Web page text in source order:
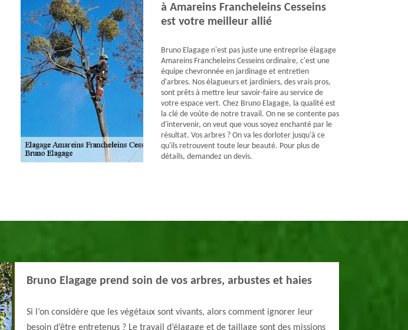
à Amareins Francheleins Cesseins
est votre meilleur allié
Bruno Elagage n'est pas juste une entreprise élagage
Amareins Francheleins Cesseins ordinaire, c'est une
équipe chevronnée en jardinage et entretien
d'arbres. Nos élagueurs et jardiniers, des vrais pros,
sont prêts à mettre leur savoir-faire au service de
votre espace vert. Chez Bruno Elagage, la qualité est
la clé de voûte de notre travail. On ne se contente pas
d'intervenir, on veut que vous soyez enchanté par le
résultat. Vos arbres ? On va les dorloter jusqu'à ce
qu'ils retrouvent toute leur beauté. Pour plus de
détails, demandez un devis.
Bruno Elagage prend soin de vos arbres, arbustes et haies
Si l’on considère que les végétaux sont vivants, alors comment ignorer leur
besoin d’être entretenus ? Le travail d’élagage et de taillage sont des missions